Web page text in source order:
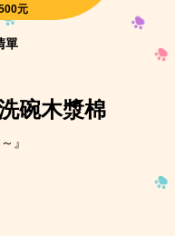
元
單
碗木漿棉
』